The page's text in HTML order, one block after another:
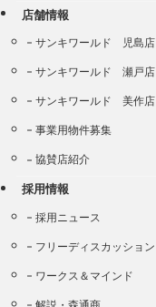
店舗情報
サンキワールド 児島店
サンキワールド 瀬戸店
サンキワールド 美作店
事業用物件募集
協賛店紹介
採用情報
採用ニュース
フリーディスカッション
ワークス＆マインド